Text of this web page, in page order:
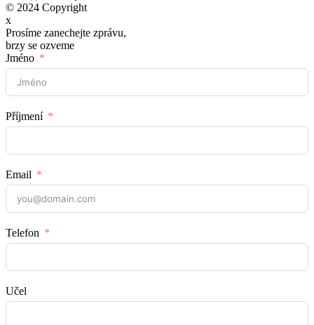
© 2024 Copyright
x
Prosíme zanechejte zprávu,
brzy se ozveme
Jméno
Příjmení
Email
Telefon
Učel